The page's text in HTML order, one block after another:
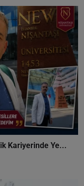
Kariyerinde Ye...